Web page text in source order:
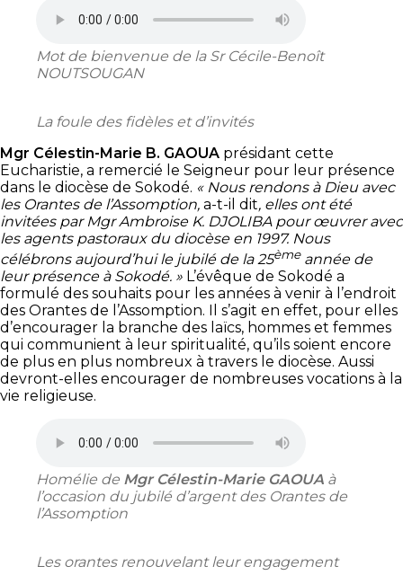
Mot de bienvenue de la Sr Cécile-Benoît
NOUTSOUGAN
La foule des fidèles et d’invités
Mgr Célestin-Marie B. GAOUA présidant cette
Eucharistie, a remercié le Seigneur pour leur présence
dans le diocèse de Sokodé. « Nous rendons à Dieu avec
les Orantes de l’Assomption, a-t-il dit, elles ont été
invitées par Mgr Ambroise K. DJOLIBA pour œuvrer avec
les agents pastoraux du diocèse en 1997. Nous
célébrons aujourd’hui le jubilé de la 25èmeannée de
leur présence à Sokodé. » L’évêque de Sokodé a
formulé des souhaits pour les années à venir à l’endroit
des Orantes de l’Assomption. Il s’agit en effet, pour elles
d’encourager la branche des laïcs, hommes et femmes
qui communient à leur spiritualité, qu’ils soient encore
de plus en plus nombreux à travers le diocèse. Aussi
devront-elles encourager de nombreuses vocations à la
vie religieuse.
Homélie de Mgr Célestin-Marie GAOUA à
l’occasion du jubilé d’argent des Orantes de
l’Assomption
Les orantes renouvelant leur engagement